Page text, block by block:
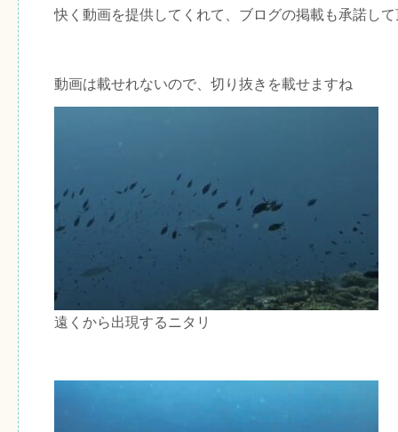
快く動画を提供してくれて、ブログの掲載も承諾し
動画は載せれないので、切り抜きを載せますね
遠くから出現するニタリ